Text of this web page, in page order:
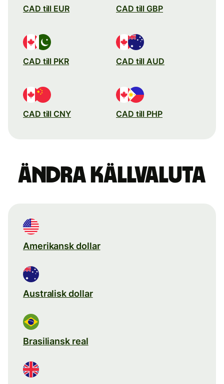
CAD till EUR CAD till GBP
CAD till PKR CAD till AUD
CAD till CNY CAD till PHP
Ändra källvaluta
Amerikansk dollar
Australisk dollar
Brasiliansk real